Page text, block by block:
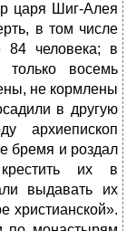
царя Шиг-Алея
в том числе
человека; в
только восемь
не кормлены
в другую
архиепископ
бремя и роздал
их в
выдавать их
христианской».